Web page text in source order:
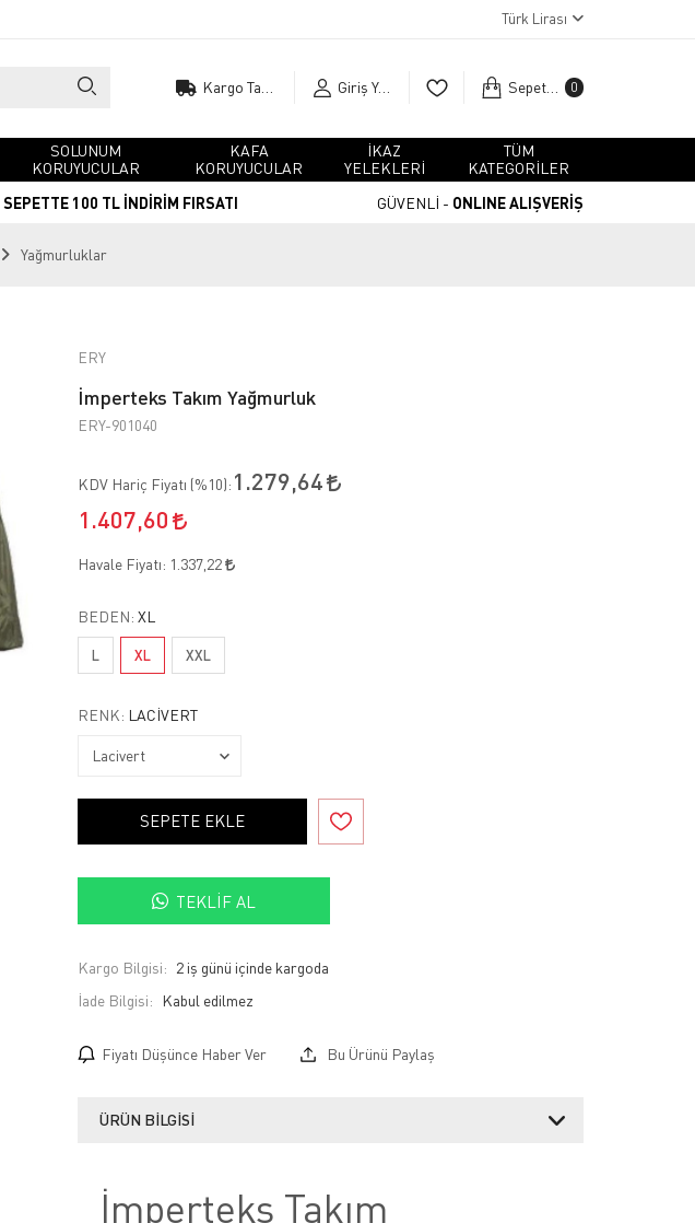
Türk Lirası
Giriş Yap Sepetim 0
SOLUNUM
KORUYUCULAR
KAFA
KORUYUCULAR
İKAZ
YELEKLERİ
TÜM
KATEGORİLER
SEPETTE 100 TL İNDİRİM FIRSATI GÜVENLİ - ONLINE ALIŞVERİŞ
Yağmurluklar
ERY
İmperteks Takım Yağmurluk
ERY-901040
KDV Hariç Fiyatı (%10): 1.279,64
1.407,60
Havale Fiyatı: 1.337,22
BEDEN: XL
L XL XXL
RENK: LACIVERT
SEPETE EKLE
TEKLIF AL
Kargo Bilgisi: 2 iş günü içinde kargoda
İade Bilgisi:
Fiyatı Düşünce Haber Ver Bu Ürünü Paylaş
ÜRÜN BILGISI
İmperteks Takım